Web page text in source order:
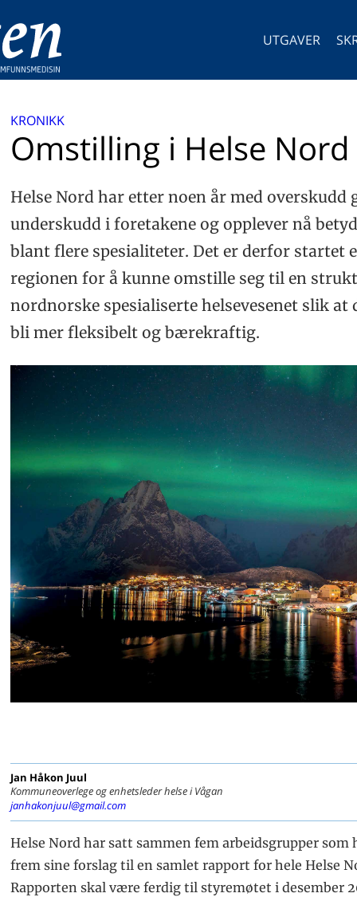
UTGAVER
KRONIKK
Omstilling i Helse Nord
Helse Nord har etter noen år med overskudd
underskudd i foretakene og opplever nå
blant flere spesialiteter. Det er derfor startet
regionen for å kunne omstille seg til en
nordnorske spesialiserte helsevesenet slik at
bli mer fleksibelt og bærekraftig.
Jan Håkon Juul
Kommuneoverlege og enhetsleder helse i Vågan
janhakonjuul@gmail.com
Helse Nord har satt sammen fem arbeidsgrupper som
frem sine forslag til en samlet rapport for hele Helse
Rapporten skal være ferdig til styremøtet i desember